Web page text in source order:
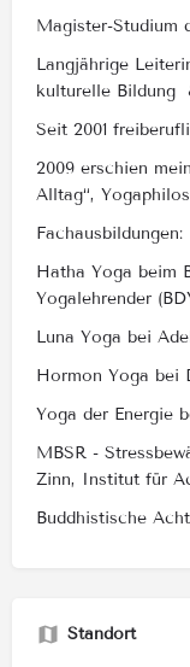
Magister-Studium
Langjährige
kulturelle Bildung
Seit 2001
2009 erschien
Alltag“,
Fachausbildungen:
Hatha Yoga beim
Yogalehrender
Luna Yoga bei
Hormon Yoga bei
Yoga der Energie
MBSR -
Zinn, Institut für
Buddhistische
Standort